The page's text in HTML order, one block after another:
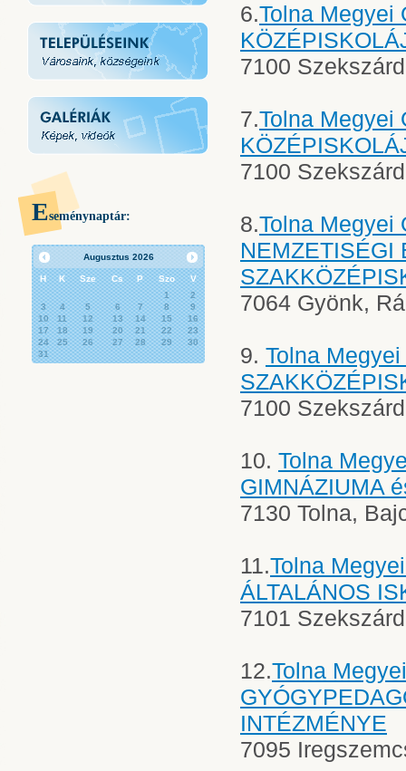
Eseménynaptár:
Augusztus 2026
H K Sze Cs P Szo
V
1
2
3
4 5 6 7 8
9
10
11 12 13 14 15
16
17
18 19 20 21 22
23
24
25 26 27 28 29
30
31
6.Tolna Megyei
7100
7.Tolna Megyei
7100
8.Tolna Megyei
NEMZETISÉGI
7064 Gyönk,
9. Tolna
7100
10. Tolna
GIMNÁZIUMA
7130 Tolna,
11.Tolna
ÁLTALÁNOS
7101
12.Tolna
INTÉZMÉNYE
7095